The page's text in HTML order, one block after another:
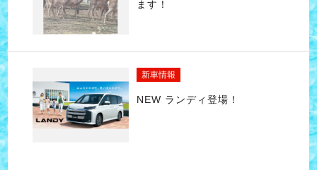
ます！
新車情報
NEW ランディ登場！